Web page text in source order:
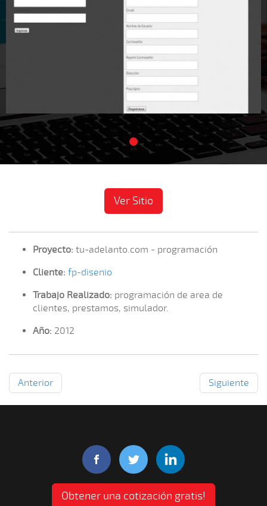
Ver Sitio
Proyecto: tu-adelanto.com - programación
Cliente: fp-disenio
Trabajo Realizado: programación de area de
clientes, prestamos, simulador.
Año: 2012
Anterior Siguiente
Obtener una cotización gratis!